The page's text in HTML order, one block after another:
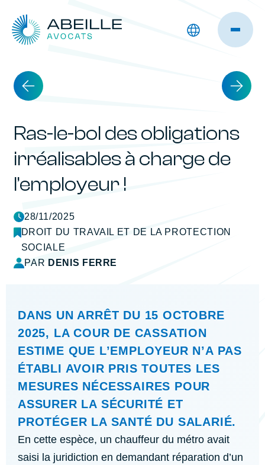
Ras-le-bol des obligations
irréalisables à charge de
l’employeur !
28/11/2025
DROIT DU TRAVAIL ET DE LA PROTECTION
SOCIALE
PAR DENIS FERRE
DANS UN ARRÊT DU 15 OCTOBRE
2025, LA COUR DE CASSATION
ESTIME QUE L’EMPLOYEUR N’A PAS
ÉTABLI AVOIR PRIS TOUTES LES
MESURES NÉCESSAIRES POUR
ASSURER LA SÉCURITÉ ET
PROTÉGER LA SANTÉ DU SALARIÉ.
En cette espèce, un chauffeur du métro avait
saisi la juridiction en demandant réparation d’un